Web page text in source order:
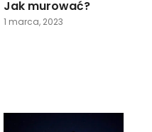
Jak murować?
1 marca, 2023